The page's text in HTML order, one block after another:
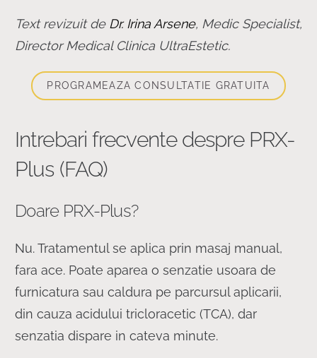
Text revizuit de Dr. Irina Arsene, Medic Specialist,
Director Medical Clinica UltraEstetic.
PROGRAMEAZA CONSULTATIE GRATUITA
Intrebari frecvente despre PRX-
Plus (FAQ)
Doare PRX-Plus?
Nu. Tratamentul se aplica prin masaj manual,
fara ace. Poate aparea o senzatie usoara de
furnicatura sau caldura pe parcursul aplicarii,
din cauza acidului tricloracetic (TCA), dar
senzatia dispare in cateva minute.